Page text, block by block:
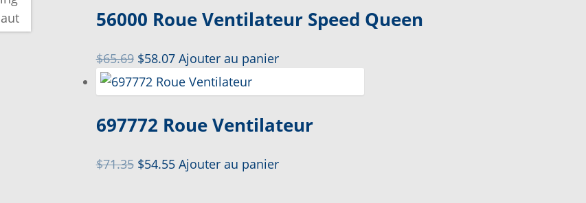
était :
$31.95.$22.45.
56000 Roue Ventilateur Speed Queen
$65.69 Le
prix
initial
était :
$65.69.
$58.07Le
prix
actuel
$58.07.
Ajouter au panier
697772 Roue Ventilateur
$71.35 Le
$54.55Le
Ajouter au panier